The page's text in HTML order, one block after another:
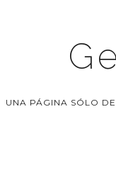
UNA PÁGINA SÓLO